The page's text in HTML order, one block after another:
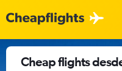
Cheap flights